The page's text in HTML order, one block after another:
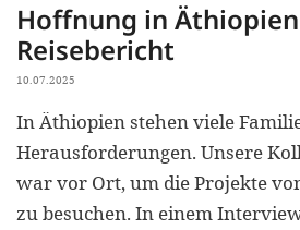
Hoffnung in
Reisebericht
10.07.2025
In Äthiopien stehen viele
Herausforderungen. Unsere
war vor Ort, um die Projekte
zu besuchen. In einem